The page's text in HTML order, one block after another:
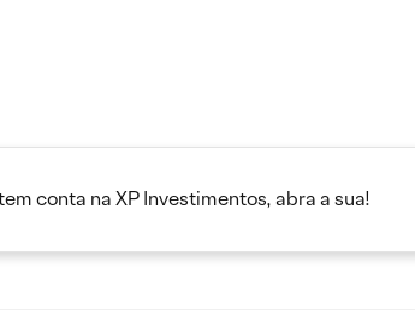
conta na XP Investimentos, abra a sua!